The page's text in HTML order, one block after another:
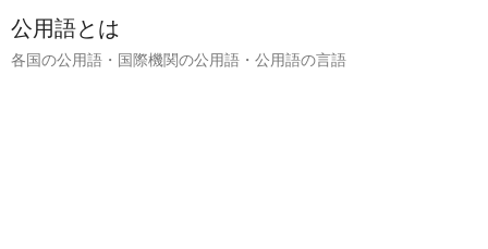
公用語とは
各国の公用語・国際機関の公用語・公用語の言語